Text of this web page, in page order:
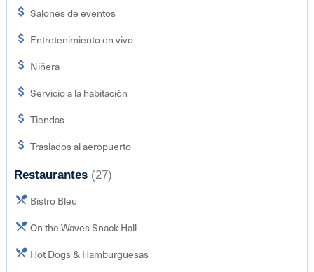
Salones de eventos
Entretenimiento en vivo
Niñera
Servicio a la habitación
Tiendas
Traslados al aeropuerto
Restaurantes (27)
Bistro Bleu
On the Waves Snack Hall
Hot Dogs & Hamburguesas